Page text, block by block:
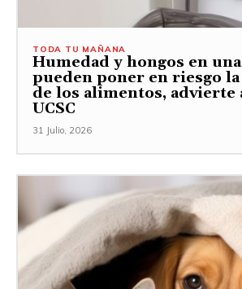
TODA TU MAÑANA
Humedad y hongos en
pueden poner en riesgo
de los alimentos, advierte
UCSC
31 Julio, 2026